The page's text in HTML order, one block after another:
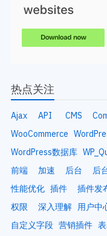
热点关注
Ajax API CMS
WooCommerce
WordPress数据库
前端
加速 后台 后
性能优化 插件 插件发
权限
深入理解 用户中
自定义字段 营销插件